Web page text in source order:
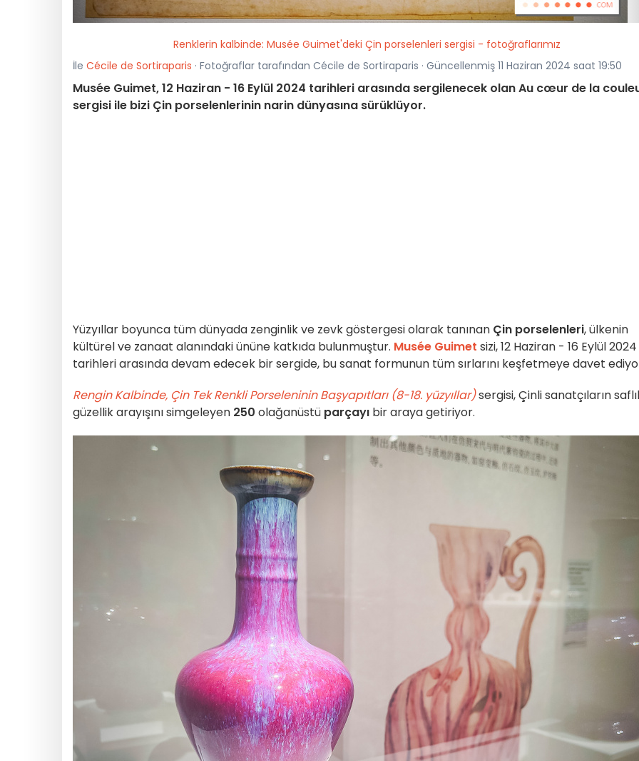
Renklerin kalbinde: Musée Guimet'deki Çin porselenleri sergisi - fotoğraflarımız
İle Cécile de Sortiraparis · Fotoğraflar tarafından Cécile de Sortiraparis · Güncellenmiş 11 Haziran 2024 saat 19:50
Musée Guimet, 12 Haziran - 16 Eylül 2024 tarihleri arasında sergilenecek olan Au cœur de la
sergisi ile bizi Çin porselenlerinin narin dünyasına sürüklüyor.
Yüzyıllar boyunca tüm dünyada zenginlik ve zevk göstergesi olarak tanınan Çin porselenleri, ülkenin
kültürel ve zanaat alanındaki ününe katkıda bulunmuştur. Musée Guimet sizi, 12 Haziran - 16 Eylül 2024
tarihleri arasında devam edecek bir sergide, bu sanat formunun tüm sırlarını keşfetmeye davet
Rengin Kalbinde, Çin Tek Renkli Porseleninin Başyapıtları (8-18. yüzyıllar)sergisi, Çinli sanatçıların
güzellik arayışını simgeleyen 250 olağanüstü parçayı bir araya getiriyor.